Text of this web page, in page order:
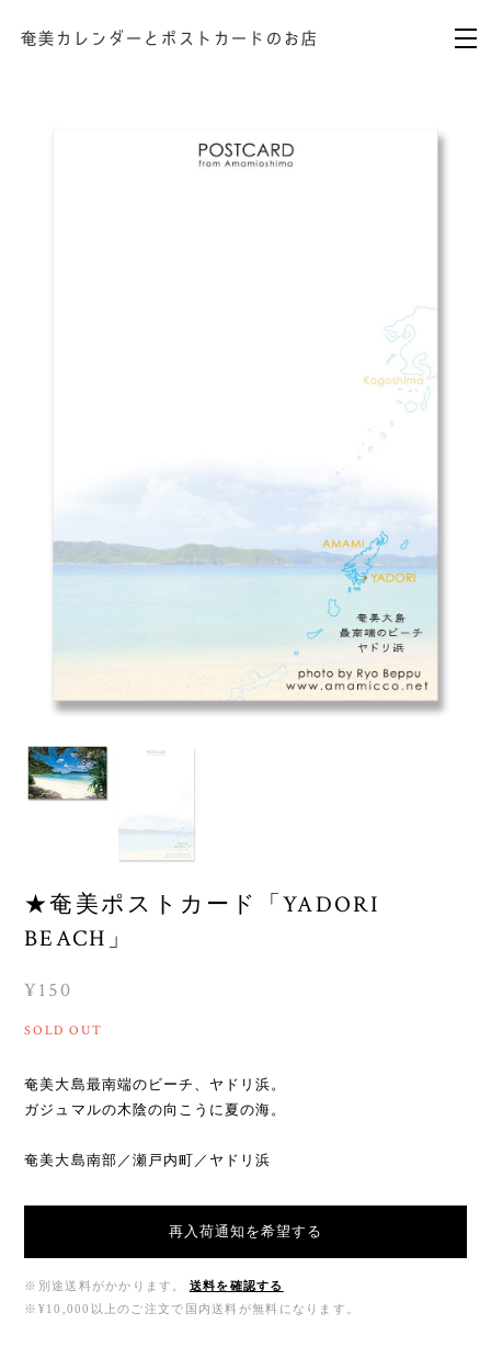
★奄美ポストカード「YADORI
BEACH」
¥150
SOLD OUT
奄美大島最南端のビーチ、ヤドリ浜。
ガジュマルの木陰の向こうに夏の海。
奄美大島南部／瀬戸内町／ヤドリ浜
再入荷通知を希望する
※別途送料がかかります。
送料を確認する
※¥10,000以上のご注文で国内送料が無料になります。